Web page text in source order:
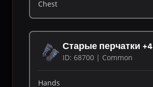
Chest
Старые перчатки +4
ID: 68700 | Common
Hands